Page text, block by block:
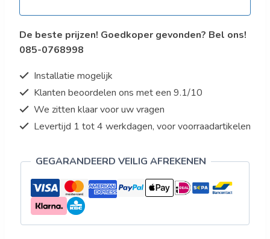
De beste prijzen! Goedkoper gevonden? Bel ons!
085-0768998
Installatie mogelijk
Klanten beoordelen ons met een 9.1/10
We zitten klaar voor uw vragen
Levertijd 1 tot 4 werkdagen, voor voorraadartikelen
GEGARANDEERD VEILIG AFREKENEN